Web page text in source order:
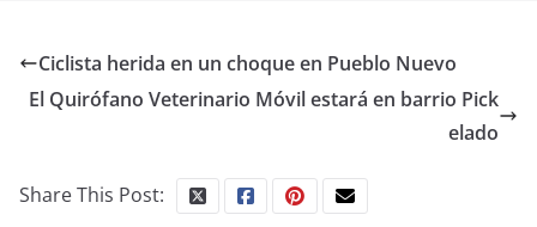
Ciclista herida en un choque en Pueblo Nuevo
El Quirófano Veterinario Móvil estará en barrio Pick
elado
Share This Post: